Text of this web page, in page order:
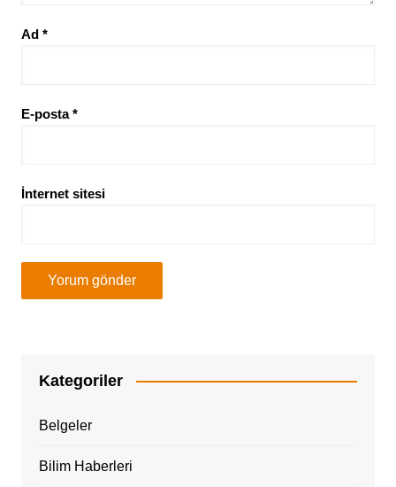
Ad *
E-posta*
İnternet sitesi
Kategoriler
Belgeler
Bilim Haberleri